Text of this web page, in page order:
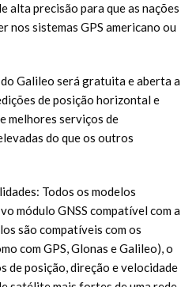
alta precisão para que as nações
nos sistemas GPS americano ou
Galileo será gratuita e aberta a
de posição horizontal e
melhores serviços de
do que os outros
Todos os modelos
módulo GNSS compatível com a
são compatíveis com os
com GPS, Glonas e Galileo), o
de posição, direção e velocidade